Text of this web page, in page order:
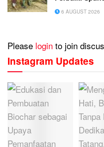
6 AUGUST 2026
Please login to join
Instagram Updates